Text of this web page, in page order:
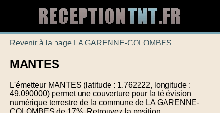
Revenir à la page LA GARENNE-COLOMBES
MANTES
L'émetteur MANTES (latitude : 1.762222, longitude :
49.090000) permet une couverture pour la télévision
numérique terrestre de la commune de LA GARENNE-
COLOMBES de 17%. Retrouvez la position